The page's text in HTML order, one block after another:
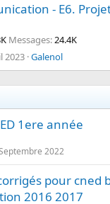
- E6.
Messages 24.4K
2023 Galenol
1ere année
2022
pour cned
2016 2017